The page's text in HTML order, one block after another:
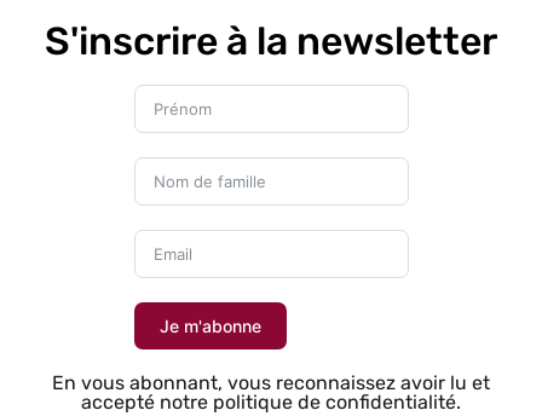
S'inscrire à la newsletter
Je m'abonne
En vous abonnant, vous reconnaissez avoir lu et
accepté notre politique de confidentialité.